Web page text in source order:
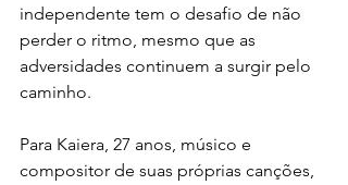
independente tem o desafio de não
perder o ritmo, mesmo que as
adversidades continuem a surgir pelo
caminho.
Para Kaiera, 27 anos, músico e
compositor de suas próprias canções,